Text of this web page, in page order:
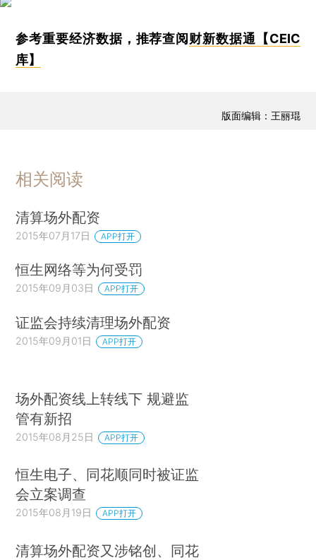
参考重要经济数据，推荐查阅 财新数据通【CEIC
库】
版面编辑：王丽琨
相关阅读
清算场外配资
2015年07月17日 APP打开
恒生网络等为何受罚
2015年09月03日 APP打开
证监会持续清理场外配资
2015年09月01日 APP打开
场外配资线上转线下 规避监
管有新招
2015年08月25日 APP打开
恒生电子、同花顺同时被证监
会立案调查
2015年08月19日 APP打开
清算场外配资又涉铭创、同花